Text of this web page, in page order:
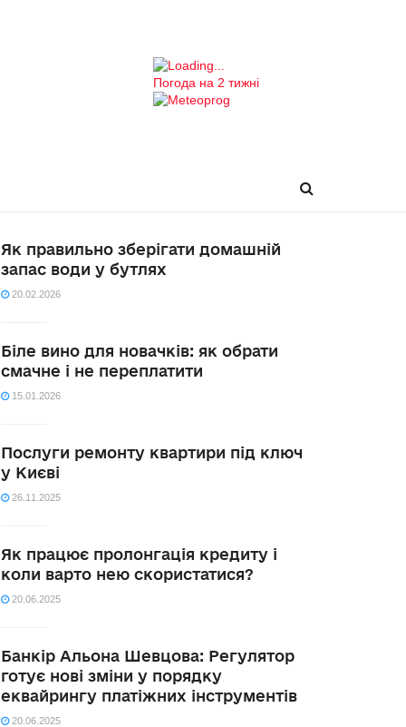
Погода на 2 тижні
Як правильно зберігати домашній
запас води у бутлях
20.02.2026
Біле вино для новачків: як обрати
смачне і не переплатити
15.01.2026
Послуги ремонту квартири під ключ
у Києві
26.11.2025
Як працює пролонгація кредиту і
коли варто нею скористатися?
20.06.2025
Банкір Альона Шевцова: Регулятор
готує нові зміни у порядку
еквайрингу платіжних інструментів
20.06.2025